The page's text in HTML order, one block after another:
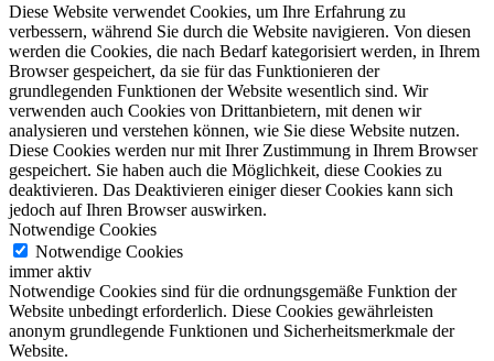
Diese Website verwendet Cookies, um Ihre Erfahrung zu
verbessern, während Sie durch die Website navigieren. Von diesen
werden die Cookies, die nach Bedarf kategorisiert werden, in Ihrem
Browser gespeichert, da sie für das Funktionieren der
grundlegenden Funktionen der Website wesentlich sind. Wir
verwenden auch Cookies von Drittanbietern, mit denen wir
analysieren und verstehen können, wie Sie diese Website nutzen.
Diese Cookies werden nur mit Ihrer Zustimmung in Ihrem Browser
gespeichert. Sie haben auch die Möglichkeit, diese Cookies zu
deaktivieren. Das Deaktivieren einiger dieser Cookies kann sich
jedoch auf Ihren Browser auswirken.
Notwendige Cookies
Notwendige Cookies
immer aktiv
Notwendige Cookies sind für die ordnungsgemäße Funktion der
Website unbedingt erforderlich. Diese Cookies gewährleisten
anonym grundlegende Funktionen und Sicherheitsmerkmale der
Website.